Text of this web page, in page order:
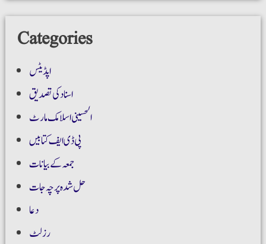
Categories
اپڈیٹس
اسناد کی تصدیق
الحسینی اسلامک مارٹ
پی ڈی ایف کتابیں
جمعہ کے بیانات
حل شدہ پرچہ جات
دعا
رزلٹ